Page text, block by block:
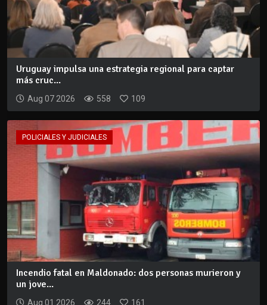
Uruguay impulsa una estrategia regional para captar
más cruc...
Aug 07 2026 558 109
POLICIALES Y JUDICIALES
Incendio fatal en Maldonado: dos personas murieron y
un jove...
Aug 01 2026 244 161